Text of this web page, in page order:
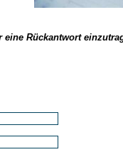
Rückantwort